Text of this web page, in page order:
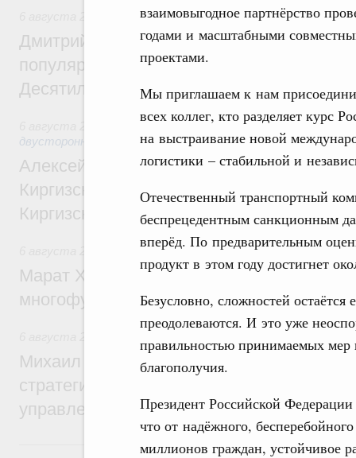
взаимовыгодное партнёрство
годами и масштабными
проектами.
Мы приглашаем к нам
всех коллег, кто разделяет курс
на выстраивание новой
логистики – стабильной и
Отечественный транспортный
беспрецедентным санкционным
вперёд. По предварительным
продукт в этом году достигнет
Безусловно, сложностей
преодолеваются. И это уже
правильностью принимаемых мер
благополучия.
Президент Российской
что от надёжного,
миллионов граждан, устойчивое
Внутренний и въездной туризм
Дмитрий Чернышенко: Порядка 110
популярного туризма в 35 регионах
Десятилетия науки и технологий
Экономические и гуманитарные
двусторонней основе
Алексей Оверчук принял участие в
Киргизского экономического форума и
Киргизской межрегиональной
Дорожное хозяйство
Марат Хуснуллин: На двух скоростных
многофункциональные зоны дорожного
Михаил Мишустин дал поручения по
стратегической сессии о
управления научно-технологическим
5 августа, среда